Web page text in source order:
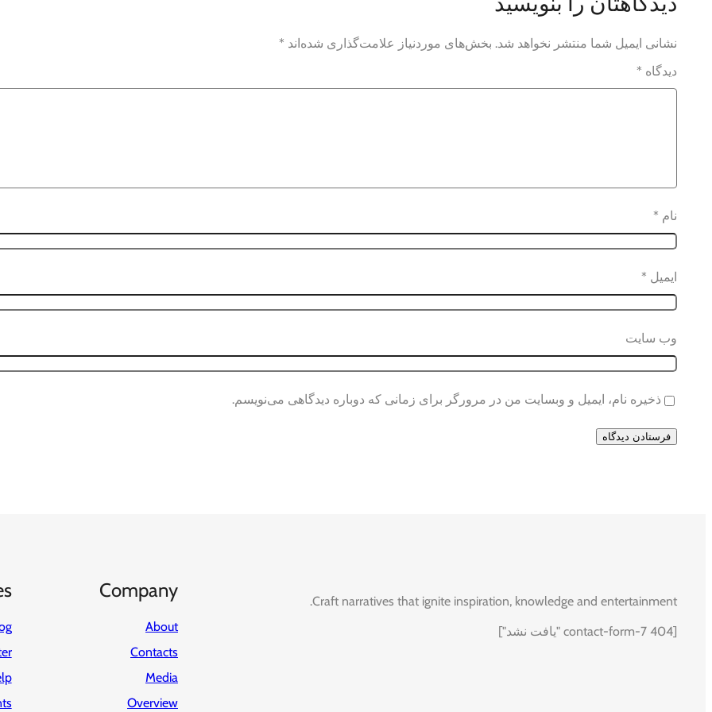
نشانی ایمیل شما منتشر نخواهد شد. بخش‌های موردنیاز علامت‌گذاری شده‌اند *
دیدگاه *
نام *
ایمیل *
وب‌ سایت
ذخیره نام، ایمیل و وبسایت من در مرورگر برای زمانی که دوباره دیدگاهی می‌نویسم.
Craft narratives that ignite inspiration, knowledge and entertainment.
[contact-form-7 404 "یافت نشد"]
Company
About
Contacts
Media
Overview